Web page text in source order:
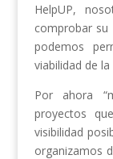
HelpUP,
comprobar su
podemos
viabilidad de
Por ahora
proyectos
visibilidad
organizamos